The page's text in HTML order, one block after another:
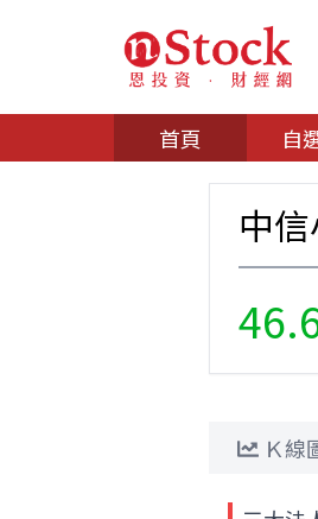
首頁 自
中
Ｋ線